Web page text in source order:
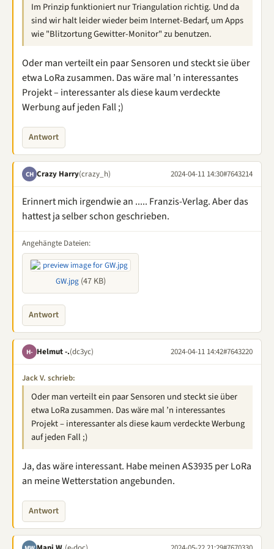
Im Prinzip funktioniert nur Triangulation richtig. Und da
sind wir halt leider wieder beim Internet-Bedarf, um Apps
wie "Blitzortung Gewitter-Monitor" zu benutzen.
Oder man verteilt ein paar Sensoren und steckt sie über
etwa LoRa zusammen. Das wäre mal ’n interessantes
Projekt – interessanter als diese kaum verdeckte
Werbung auf jeden Fall ;)
Antwort
CH Crazy Harry(crazy_h) 2024-04-11 14:30#7643214
Erinnert mich irgendwie an ..... Franzis-Verlag. Aber das
hattest ja selber schon geschrieben.
Angehängte Dateien:
GW.jpg(47 KB)
Antwort
H- Helmut -.(dc3yc) 2024-04-11 14:42#7643220
Jack V. schrieb:
Oder man verteilt ein paar Sensoren und steckt sie über
etwa LoRa zusammen. Das wäre mal ’n interessantes
Projekt – interessanter als diese kaum verdeckte Werbung
auf jeden Fall ;)
Ja, das wäre interessant. Habe meinen AS3935 per LoRa
an meine Wetterstation angebunden.
Antwort